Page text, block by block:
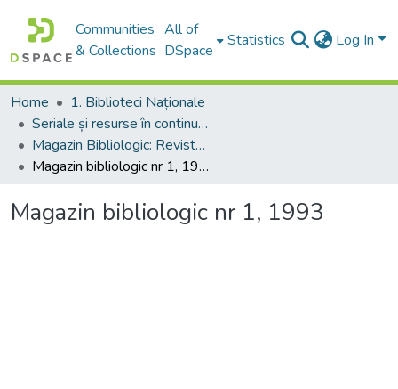
Communities
& Collections
All of
DSpace
Statistics Log In
Home
1. Biblioteci Naționale
Seriale și resurse în continuare
Magazin Bibliologic: Revistă științifică și bibliopraxiologică
Magazin bibliologic nr 1, 1993
Magazin bibliologic nr 1, 1993